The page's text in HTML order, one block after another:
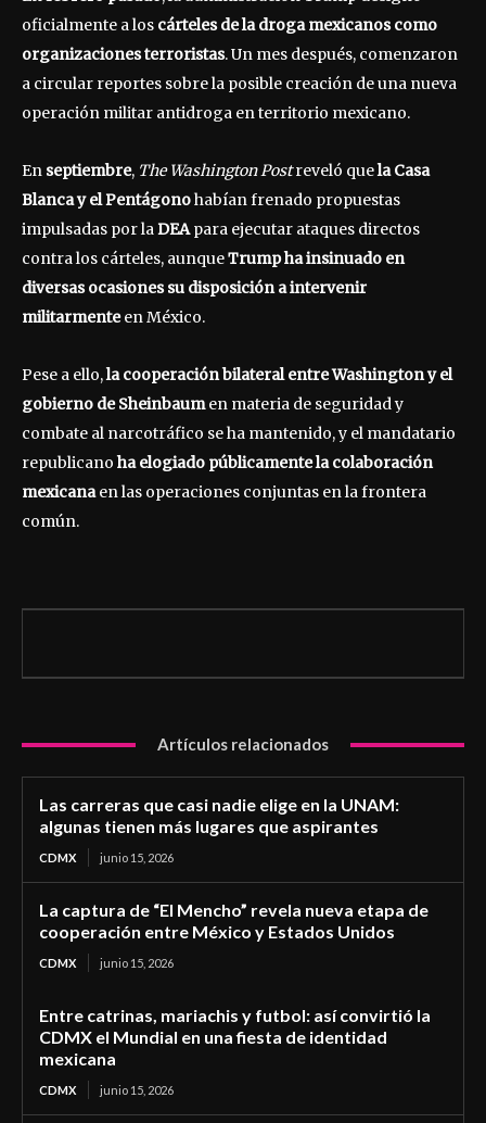
oficialmente a los cárteles de la droga mexicanos como
organizaciones terroristas. Un mes después, comenzaron
a circular reportes sobre la posible creación de una nueva
operación militar antidroga en territorio mexicano.
En septiembre, The Washington Postreveló quela Casa
Blanca y el Pentágonohabían frenado propuestas
impulsadas por laDEApara ejecutar ataques directos
contra los cárteles, aunqueTrump ha insinuado en
diversas ocasiones su disposición a intervenir
militarmenteen México.
Pese a ello,la cooperación bilateral entre Washington y el
gobierno de Sheinbaumen materia de seguridad y
combate al narcotráfico se ha mantenido, y el mandatario
republicanoha elogiado públicamente la colaboración
mexicanaen las operaciones conjuntas en la frontera
común.
Artículos relacionados
Las carreras que casi nadie elige en la UNAM:
algunas tienen más lugares que aspirantes
CDMX junio 15, 2026
La captura de “El Mencho” revela nueva etapa de
cooperación entre México y Estados Unidos
CDMX junio 15, 2026
Entre catrinas, mariachis y futbol: así convirtió la
CDMX el Mundial en una fiesta de identidad
mexicana
CDMX junio 15, 2026